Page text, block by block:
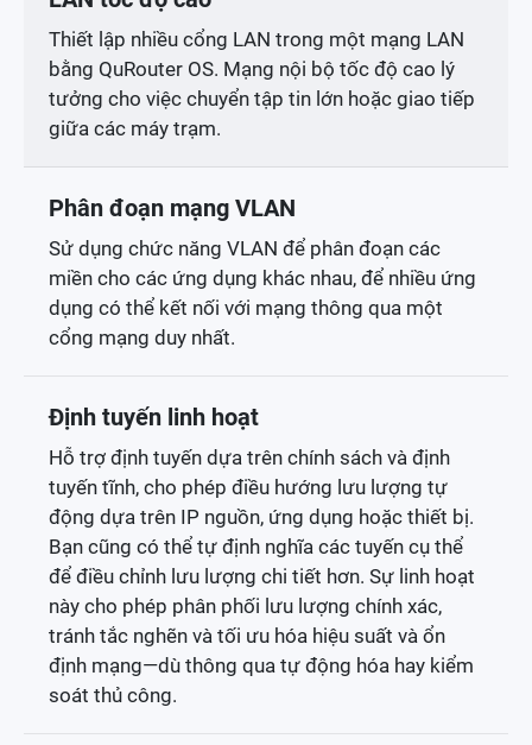
Thiết lập nhiều cổng LAN trong một mạng LAN
bằng QuRouter OS. Mạng nội bộ tốc độ cao lý
tưởng cho việc chuyển tập tin lớn hoặc giao tiếp
giữa các máy trạm.
Phân đoạn mạng VLAN
Sử dụng chức năng VLAN để phân đoạn các
miền cho các ứng dụng khác nhau, để nhiều ứng
dụng có thể kết nối với mạng thông qua một
cổng mạng duy nhất.
Định tuyến linh hoạt
Hỗ trợ định tuyến dựa trên chính sách và định
tuyến tĩnh, cho phép điều hướng lưu lượng tự
động dựa trên IP nguồn, ứng dụng hoặc thiết bị.
Bạn cũng có thể tự định nghĩa các tuyến cụ thể
để điều chỉnh lưu lượng chi tiết hơn. Sự linh hoạt
này cho phép phân phối lưu lượng chính xác,
tránh tắc nghẽn và tối ưu hóa hiệu suất và ổn
định mạng—dù thông qua tự động hóa hay kiểm
soát thủ công.